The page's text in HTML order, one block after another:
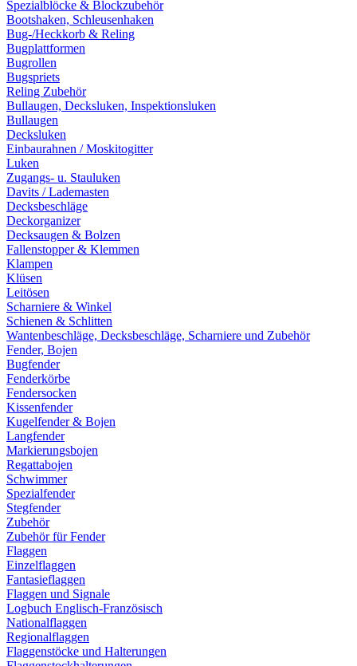
Spezialblöcke & Blockzubehör
Bootshaken, Schleusenhaken
Bug-/Heckkorb & Reling
Bugplattformen
Bugrollen
Bugspriets
Reling Zubehör
Bullaugen, Decksluken, Inspektionsluken
Bullaugen
Decksluken
Einbaurahnen / Moskitogitter
Luken
Zugangs- u. Stauluken
Davits / Lademasten
Decksbeschläge
Deckorganizer
Decksaugen & Bolzen
Fallenstopper & Klemmen
Klampen
Klüsen
Leitösen
Scharniere & Winkel
Schienen & Schlitten
Wantenbeschläge, Decksbeschläge, Scharniere und Zubehör
Fender, Bojen
Bugfender
Fenderkörbe
Fendersocken
Kissenfender
Kugelfender & Bojen
Langfender
Markierungsbojen
Regattabojen
Schwimmer
Spezialfender
Stegfender
Zubehör
Zubehör für Fender
Flaggen
Einzelflaggen
Fantasieflaggen
Flaggen und Signale
Logbuch Englisch-Französisch
Nationalflaggen
Regionalflaggen
Flaggenstöcke und Halterungen